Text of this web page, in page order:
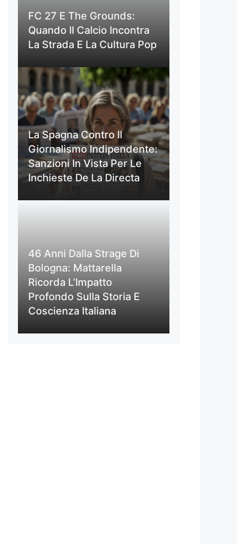
FC 27 E The Grounds:
Quando Il Calcio Incontra
La Strada E La Cultura Pop
La Spagna Contro Il
Giornalismo Indipendente:
Sanzioni In Vista Per Le
Inchieste De La Directa
46 Anni Dalla Strage Di
Bologna: Mattarella
Ricorda L’Impatto
Profondo Sulla Storia E
Coscienza Italiana